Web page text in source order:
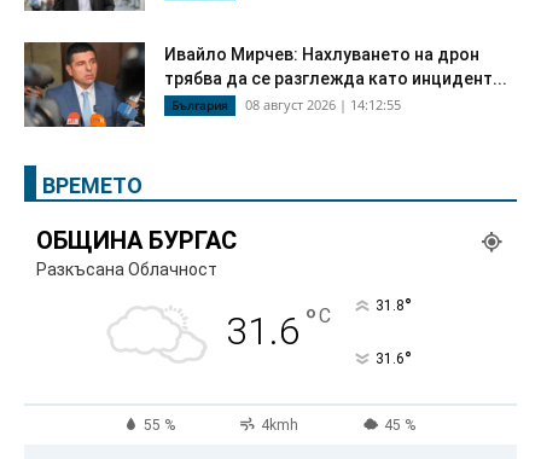
Ивайло Мирчев: Нахлуването на дрон
трябва да се разглежда като инцидент...
България 08 август 2026 | 14:12:55
ВРЕМЕТО
ОБЩИНА БУРГАС
Разкъсана Облачност
31.6 °C 31.8°
31.6°
55 % 4kmh 45 %